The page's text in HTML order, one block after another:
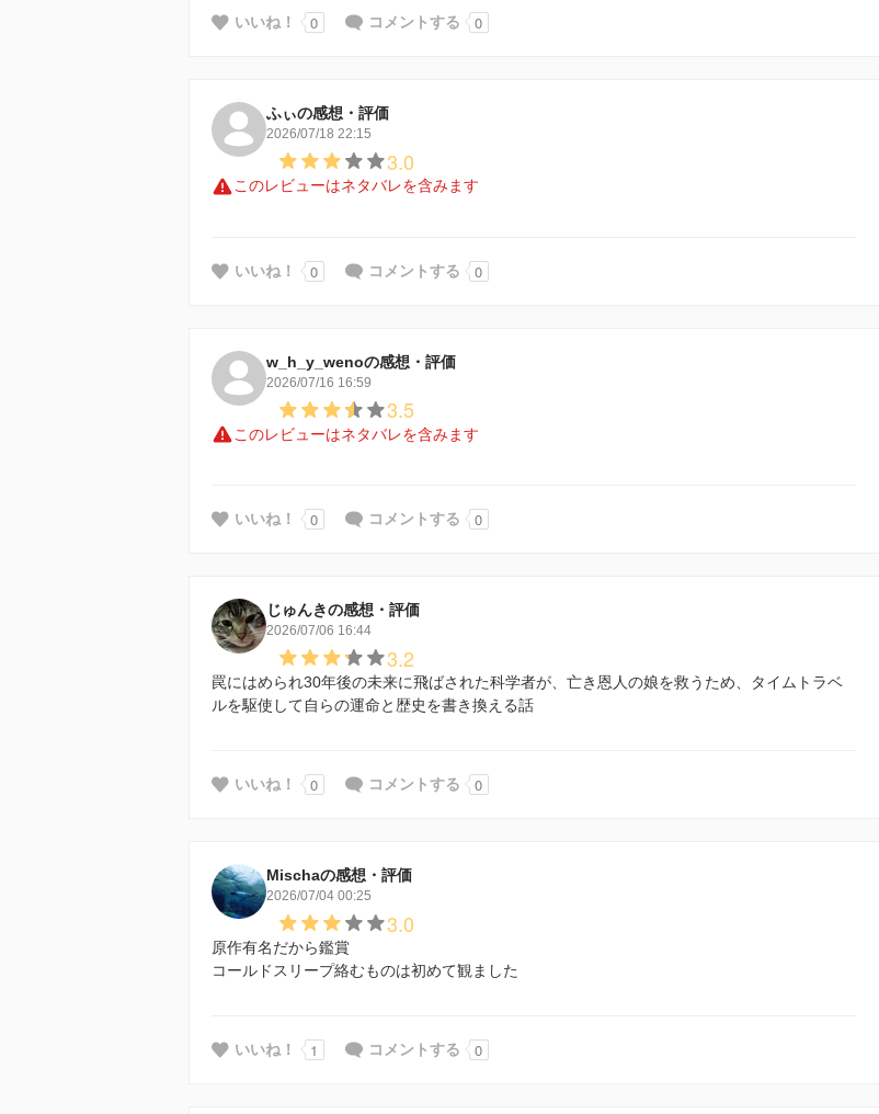
いいね！ 0 コメントする 0
ふぃの感想・評価
2026/07/18 22:15
3.0
このレビューはネタバレを含みます
いいね！ 0 コメントする 0
w_h_y_wenoの感想・評価
2026/07/16 16:59
3.5
このレビューはネタバレを含みます
いいね！ 0 コメントする 0
じゅんきの感想・評価
2026/07/06 16:44
3.2
罠にはめられ30年後の未来に飛ばされた科学者が、亡き恩人の娘を救うため、タイムトラベ
ルを駆使して自らの運命と歴史を書き換える話
いいね！ 0 コメントする 0
Mischaの感想・評価
2026/07/04 00:25
3.0
原作有名だから鑑賞
コールドスリープ絡むものは初めて観ました
いいね！ 1 コメントする 0